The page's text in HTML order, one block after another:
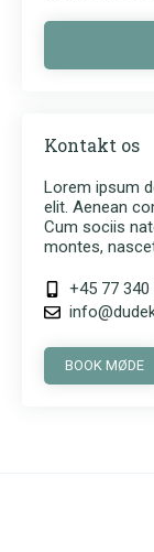
Kontakt os
Lorem ipsum
elit. Aenean
Cum sociis
montes,
+45 77 340
BOOK MØDE